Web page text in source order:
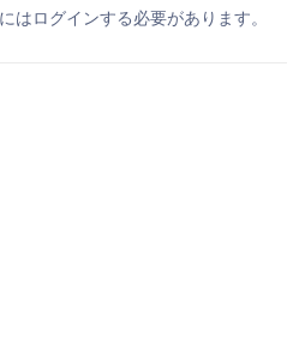
はログインする必要があります。